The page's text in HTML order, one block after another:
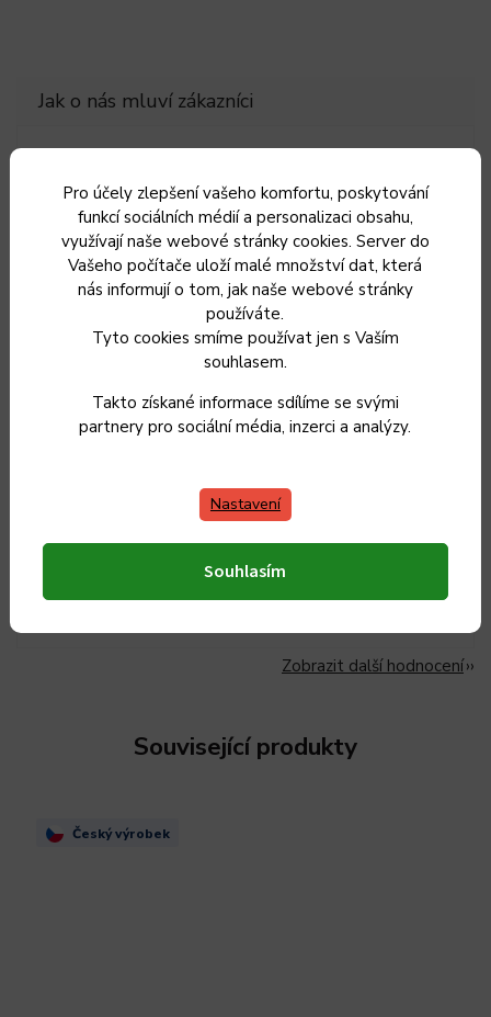
Pro účely zlepšení vašeho komfortu, poskytování
funkcí sociálních médií a personalizaci obsahu,
využívají naše webové stránky cookies. Server do
Vašeho počítače uloží malé množství dat, která
nás informují o tom, jak naše webové stránky
používáte.
Tyto cookies smíme používat jen s Vaším
souhlasem.
Takto získané informace sdílíme se svými
partnery pro sociální média, inzerci a analýzy.
Nastavení
Souhlasím
IT
26.7.2026
LS
Lenka Skopalikova
18.7.2026
SH
9.7.2026
Děkuji za přístup k vyřízení reklamace, za kterou obchod
Hana Haymannová
Zobrazit další hodnocení
Související produkty
Český výrobek